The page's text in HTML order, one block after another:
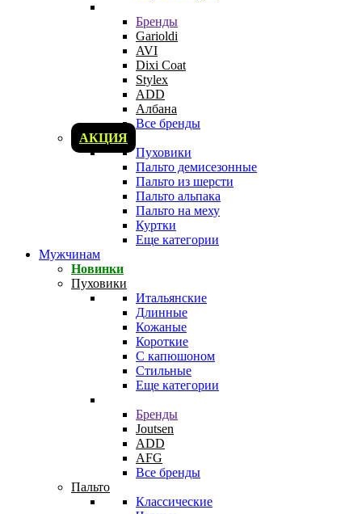
Бренды
Garioldi
AVI
Dixi Coat
Stylex
ADD
Албана
Все бренды
АКЦИЯ
Пуховики
Пальто демисезонные
Пальто из шерсти
Пальто альпака
Пальто на меху
Куртки
Еще категории
Мужчинам
Новинки
Пуховики
Итальянские
Длинные
Кожаные
Короткие
С капюшоном
Стильные
Еще категории
Бренды
Joutsen
ADD
AFG
Все бренды
Пальто
Классические